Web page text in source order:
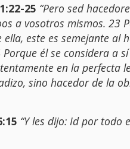
25 “Pero sed
a vosotros mismos. 23
ella, este es semejante al
él se considera a
en la perfecta
sino hacedor de la
“Y les dijo: Id por todo